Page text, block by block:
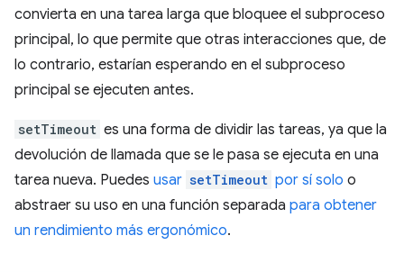
convierta en una tarea larga que bloquee el subproceso
principal, lo que permite que otras interacciones que, de
lo contrario, estarían esperando en el subproceso
principal se ejecuten antes.
setTimeout es una forma de dividir las tareas, ya que la
devolución de llamada que se le pasa se ejecuta en una
tarea nueva. Puedes usar setTimeout por sí solo o
abstraer su uso en una función separada para obtener
un rendimiento más ergonómico.